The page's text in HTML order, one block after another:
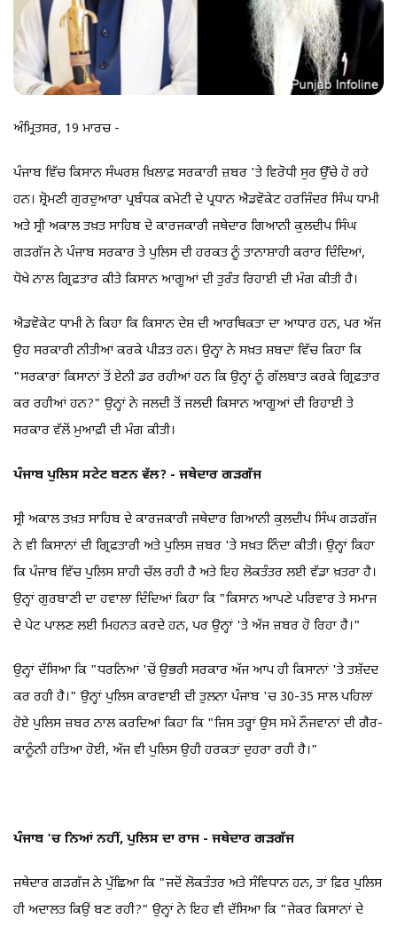
ਅੰਮ੍ਰਿਤਸਰ, 19 ਮਾਰਚ -
ਪੰਜਾਬ ਵਿੱਚ ਕਿਸਾਨ ਸੰਘਰਸ਼ ਖ਼ਿਲਾਫ਼ ਸਰਕਾਰੀ ਜ਼ਬਰ ’ਤੇ ਵਿਰੋਧੀ ਸੁਰ ਉੱਚੇ ਹੋ ਰਹੇ
ਹਨ। ਸ਼੍ਰੋਮਣੀ ਗੁਰਦੁਆਰਾ ਪ੍ਰਬੰਧਕ ਕਮੇਟੀ ਦੇ ਪ੍ਰਧਾਨ ਐਡਵੋਕੇਟ ਹਰਜਿੰਦਰ ਸਿੰਘ ਧਾਮੀ
ਅਤੇ ਸ੍ਰੀ ਅਕਾਲ ਤਖ਼ਤ ਸਾਹਿਬ ਦੇ ਕਾਰਜਕਾਰੀ ਜਥੇਦਾਰ ਗਿਆਨੀ ਕੁਲਦੀਪ ਸਿੰਘ
ਗੜਗੱਜ ਨੇ ਪੰਜਾਬ ਸਰਕਾਰ ਤੇ ਪੁਲਿਸ ਦੀ ਹਰਕਤ ਨੂੰ ਤਾਨਾਸ਼ਾਹੀ ਕਰਾਰ ਦਿੰਦਿਆਂ,
ਧੋਖੇ ਨਾਲ ਗ੍ਰਿਫ਼ਤਾਰ ਕੀਤੇ ਕਿਸਾਨ ਆਗੂਆਂ ਦੀ ਤੁਰੰਤ ਰਿਹਾਈ ਦੀ ਮੰਗ ਕੀਤੀ ਹੈ।
ਐਡਵੋਕੇਟ ਧਾਮੀ ਨੇ ਕਿਹਾ ਕਿ ਕਿਸਾਨ ਦੇਸ਼ ਦੀ ਆਰਥਿਕਤਾ ਦਾ ਆਧਾਰ ਹਨ, ਪਰ ਅੱਜ
ਉਹ ਸਰਕਾਰੀ ਨੀਤੀਆਂ ਕਰਕੇ ਪੀੜਤ ਹਨ। ਉਨ੍ਹਾਂ ਨੇ ਸਖ਼ਤ ਸ਼ਬਦਾਂ ਵਿੱਚ ਕਿਹਾ ਕਿ
"ਸਰਕਾਰਾਂ ਕਿਸਾਨਾਂ ਤੋਂ ਏਨੀ ਡਰ ਰਹੀਆਂ ਹਨ ਕਿ ਉਨ੍ਹਾਂ ਨੂੰ ਗੱਲਬਾਤ ਕਰਕੇ ਗ੍ਰਿਫ਼ਤਾਰ
ਕਰ ਰਹੀਆਂ ਹਨ?" ਉਨ੍ਹਾਂ ਨੇ ਜਲਦੀ ਤੋਂ ਜਲਦੀ ਕਿਸਾਨ ਆਗੂਆਂ ਦੀ ਰਿਹਾਈ ਤੇ
ਸਰਕਾਰ ਵੱਲੋਂ ਮੁਆਫ਼ੀ ਦੀ ਮੰਗ ਕੀਤੀ।
ਪੰਜਾਬ ਪੁਲਿਸ ਸਟੇਟ ਬਣਨ ਵੱਲ? - ਜਥੇਦਾਰ ਗੜਗੱਜ
ਸ੍ਰੀ ਅਕਾਲ ਤਖ਼ਤ ਸਾਹਿਬ ਦੇ ਕਾਰਜਕਾਰੀ ਜਥੇਦਾਰ ਗਿਆਨੀ ਕੁਲਦੀਪ ਸਿੰਘ ਗੜਗੱਜ
ਨੇ ਵੀ ਕਿਸਾਨਾਂ ਦੀ ਗ੍ਰਿਫ਼ਤਾਰੀ ਅਤੇ ਪੁਲਿਸ ਜ਼ਬਰ 'ਤੇ ਸਖ਼ਤ ਨਿੰਦਾ ਕੀਤੀ। ਉਨ੍ਹਾਂ ਕਿਹਾ
ਕਿ ਪੰਜਾਬ ਵਿੱਚ ਪੁਲਿਸ ਸ਼ਾਹੀ ਚੱਲ ਰਹੀ ਹੈ ਅਤੇ ਇਹ ਲੋਕਤੰਤਰ ਲਈ ਵੱਡਾ ਖ਼ਤਰਾ ਹੈ।
ਉਨ੍ਹਾਂ ਗੁਰਬਾਣੀ ਦਾ ਹਵਾਲਾ ਦਿੰਦਿਆਂ ਕਿਹਾ ਕਿ "ਕਿਸਾਨ ਆਪਣੇ ਪਰਿਵਾਰ ਤੇ ਸਮਾਜ
ਦੇ ਪੇਟ ਪਾਲਣ ਲਈ ਮਿਹਨਤ ਕਰਦੇ ਹਨ, ਪਰ ਉਨ੍ਹਾਂ 'ਤੇ ਅੱਜ ਜ਼ਬਰ ਹੋ ਰਿਹਾ ਹੈ।"
ਉਨ੍ਹਾਂ ਦੱਸਿਆ ਕਿ "ਧਰਨਿਆਂ 'ਚੋਂ ਉਭਰੀ ਸਰਕਾਰ ਅੱਜ ਆਪ ਹੀ ਕਿਸਾਨਾਂ 'ਤੇ ਤਸ਼ੱਦਦ
ਕਰ ਰਹੀ ਹੈ।" ਉਨ੍ਹਾਂ ਪੁਲਿਸ ਕਾਰਵਾਈ ਦੀ ਤੁਲਨਾ ਪੰਜਾਬ 'ਚ 30-35 ਸਾਲ ਪਹਿਲਾਂ
ਹੋਏ ਪੁਲਿਸ ਜ਼ਬਰ ਨਾਲ ਕਰਦਿਆਂ ਕਿਹਾ ਕਿ "ਜਿਸ ਤਰ੍ਹਾਂ ਉਸ ਸਮੇਂ ਨੌਜਵਾਨਾਂ ਦੀ ਗੈਰ-
ਕਾਨੂੰਨੀ ਹਤਿਆ ਹੋਈ, ਅੱਜ ਵੀ ਪੁਲਿਸ ਉਹੀ ਹਰਕਤਾਂ ਦੁਹਰਾ ਰਹੀ ਹੈ।"
ਪੰਜਾਬ 'ਚ ਨਿਆਂ ਨਹੀਂ, ਪੁਲਿਸ ਦਾ ਰਾਜ - ਜਥੇਦਾਰ ਗੜਗੱਜ
ਜਥੇਦਾਰ ਗੜਗੱਜ ਨੇ ਪੁੱਛਿਆ ਕਿ "ਜਦੋਂ ਲੋਕਤੰਤਰ ਅਤੇ ਸੰਵਿਧਾਨ ਹਨ, ਤਾਂ ਫ਼ਿਰ ਪੁਲਿਸ
ਹੀ ਅਦਾਲਤ ਕਿਉਂ ਬਣ ਰਹੀ?" ਉਨ੍ਹਾਂ ਨੇ ਇਹ ਵੀ ਦੱਸਿਆ ਕਿ "ਜੇਕਰ ਕਿਸਾਨਾਂ ਦੇ